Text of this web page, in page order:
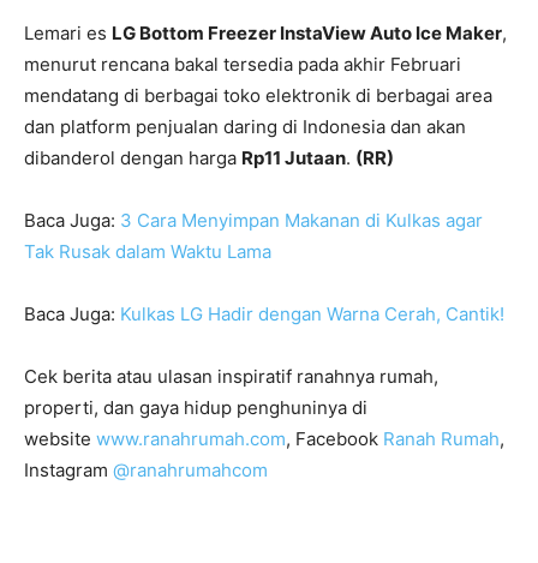
Lemari es LG Bottom Freezer InstaView Auto Ice Maker,
menurut rencana bakal tersedia pada akhir Februari
mendatang di berbagai toko elektronik di berbagai area
dan platform penjualan daring di Indonesia dan akan
dibanderol dengan harga Rp11 Jutaan. (RR)
Baca Juga: 3 Cara Menyimpan Makanan di Kulkas agar
Tak Rusak dalam Waktu Lama
Baca Juga: Kulkas LG Hadir dengan Warna Cerah, Cantik!
Cek berita atau ulasan inspiratif ranahnya rumah,
properti, dan gaya hidup penghuninya di
website www.ranahrumah.com, Facebook Ranah Rumah,
Instagram @ranahrumahcom